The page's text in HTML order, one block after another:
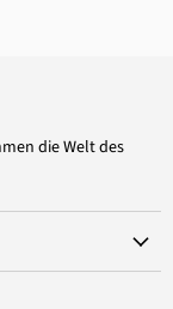
die Welt des